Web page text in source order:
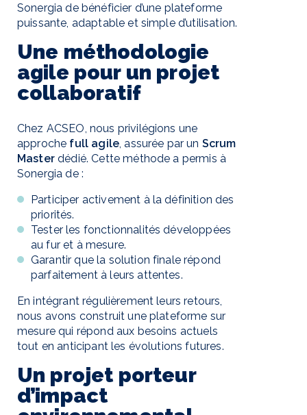
Sonergia de bénéficier d’une plateforme
puissante, adaptable et simple d’utilisation.
Une méthodologie
agile pour un projet
collaboratif
Chez ACSEO, nous privilégions une
approche full agile , assurée par un Scrum
Masterdédié. Cette méthode a permis à
Sonergia de :
Participer activement à la définition des
priorités.
Tester les fonctionnalités développées
au fur et à mesure.
Garantir que la solution finale répond
parfaitement à leurs attentes.
En intégrant régulièrement leurs retours,
nous avons construit une plateforme sur
mesure qui répond aux besoins actuels
tout en anticipant les évolutions futures.
Un projet porteur
d’impact